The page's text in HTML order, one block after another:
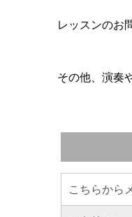
レッスンのお
その他、演奏